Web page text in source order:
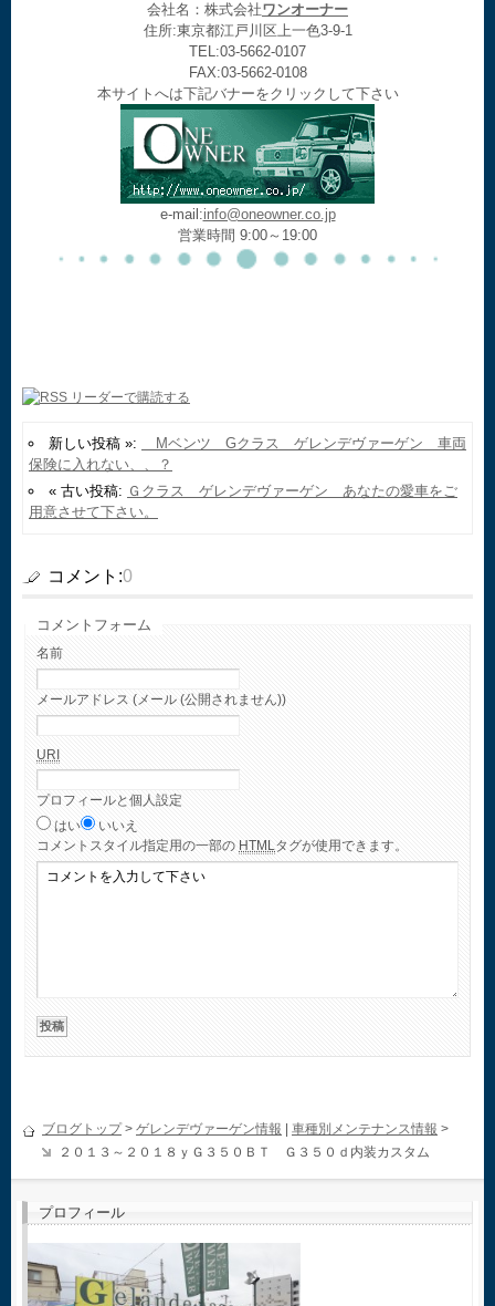
会社名：株式会社ワンオーナー
住所:東京都江戸川区上一色3-9-1
TEL:03-5662-0107
FAX:03-5662-0108
本サイトへは下記バナーをクリックして下さい
e-mail:info@oneowner.co.jp
営業時間 9:00～19:00
新しい投稿 »:
Mベンツ Gクラス ゲレンデヴァーゲン 車両
保険に入れない、、？
« 古い投稿: Ｇクラス ゲレンデヴァーゲン あなたの愛車をご
用意させて下さい。
コメント:0
コメントフォーム
名前
メールアドレス (メール (公開されません))
URI
プロフィールと個人設定
はい
いいえ
コメント スタイル指定用の一部の HTMLタグが使用できます。
ブログトップ> ゲレンデヴァーゲン情報 車種別メンテナンス情報 >
２０１３～２０１８ｙＧ３５０ＢＴ Ｇ３５０ｄ内装カスタム
プロフィール